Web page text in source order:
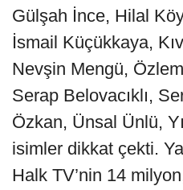
Gülşah İnce, Hilal
İsmail Küçükkaya,
Nevşin Mengü,
Serap Belovacıklı,
Özkan, Ünsal Ünlü,
isimler dikkat çekti.
Halk TV’nin 14